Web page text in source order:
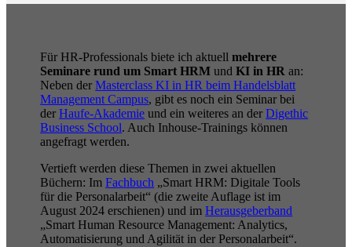
Für HR-Professionals biete ich aktuellmehrere
Seminare rund um Smart HRM undKI in HR an:
Neben derMasterclass KI in HR beim Handelsblatt
Management Campus, gibt es noch ein Seminar bei
derHaufe-Akademie und ein weiteres an derDigethic
Business School. Auch Inhouse-Trainings können
angefragt werden.
Vertieft werden diese Themen in zwei aktuellen
Büchern: ImFachbuch „Smart HRM: Digitale Tools
für die Personalarbeit“ (die zweite Auflage ist im
August 2024 erschienen) und imHerausgeberband
„Smart Human Resource Management: Analytics,
Automatisierung und Agilität in der Personalarbeit“.